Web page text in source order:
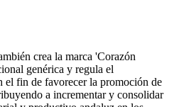
crea la marca 'Corazón
genérica y regula el
el fin de favorecer la promoción de
a incrementar y consolidar